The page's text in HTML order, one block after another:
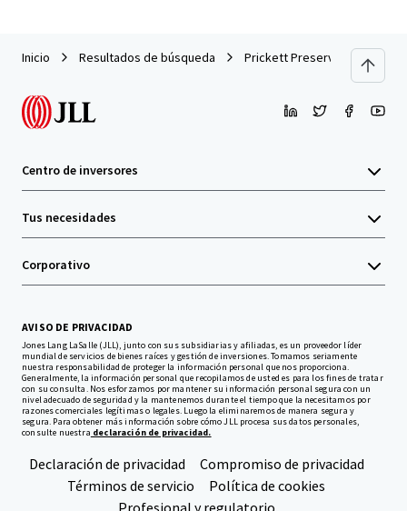
Inicio Resultados de búsqueda Prickett Preserve
Centro de inversores
Tus necesidades
Corporativo
AVISO DE PRIVACIDAD
Jones Lang LaSalle (JLL), junto con sus subsidiarias y afiliadas, es un proveedor líder
mundial de servicios de bienes raíces y gestión de inversiones. Tomamos seriamente
nuestra responsabilidad de proteger la información personal que nos proporciona.
Generalmente, la información personal que recopilamos de usted es para los fines de tratar
con su consulta. Nos esforzamos por mantener su información personal segura con un
nivel adecuado de seguridad y la mantenemos durante el tiempo que la necesitamos por
razones comerciales legítimas o legales. Luego la eliminaremos de manera segura y
segura. Para obtener más información sobre cómo JLL procesa sus datos personales,
consulte nuestra declaración de privacidad.
Declaración de privacidad
Compromiso de privacidad
Términos de servicio
Política de cookies
Profesional y regulatorio